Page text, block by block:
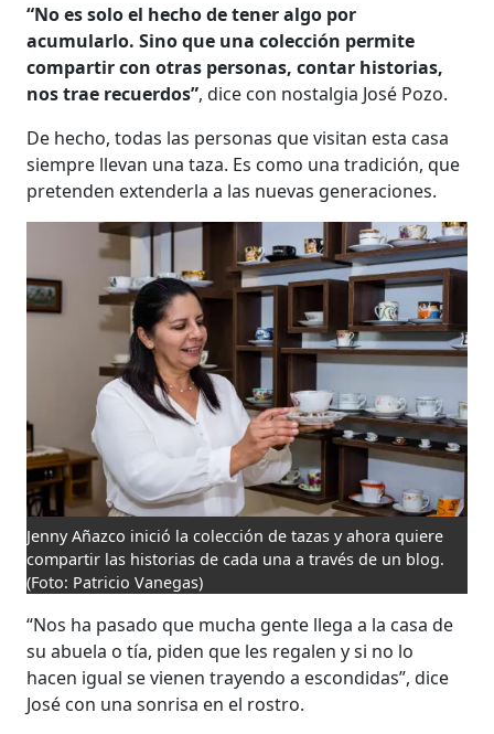
“No es solo el hecho de tener algo por
acumularlo. Sino que una colección permite
compartir con otras personas, contar historias,
nos trae recuerdos”, dice con nostalgia José Pozo.
De hecho, todas las personas que visitan esta casa
siempre llevan una taza. Es como una tradición, que
pretenden extenderla a las nuevas generaciones.
Jenny Añazco inició la colección de tazas y ahora quiere
compartir las historias de cada una a través de un blog.
(Foto: Patricio Vanegas)
“Nos ha pasado que mucha gente llega a la casa de
su abuela o tía, piden que les regalen y si no lo
hacen igual se vienen trayendo a escondidas”, dice
José con una sonrisa en el rostro.